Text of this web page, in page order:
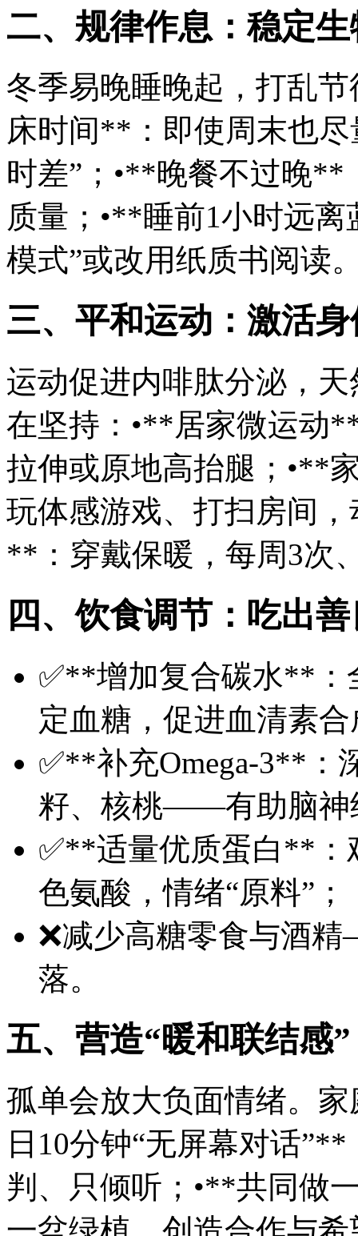
二、规律作息：稳定
冬季易晚睡晚起，打乱
床时间**：即使周末也
时差”；•**晚餐不过晚**
质量；•**睡前1小时远
模式”或改用纸质书阅读
三、平和运动：激活
运动促进内啡肽分泌，
在坚持：•**居家微运动
拉伸或原地高抬腿；•**
玩体感游戏、打扫房间
**：穿戴保暖，每周3次
四、饮食调节：吃出
✅**增加复合碳水**
定血糖，促进血清素
✅**补充Omega-3**：
籽、核桃——有助脑神
✅**适量优质蛋白**
色氨酸，情绪“原料”；
❌减少高糖零食与酒
落。
五、营造“暖和联结感”
孤单会放大负面情绪。
日10分钟“无屏幕对话
判、只倾听；•**共同做